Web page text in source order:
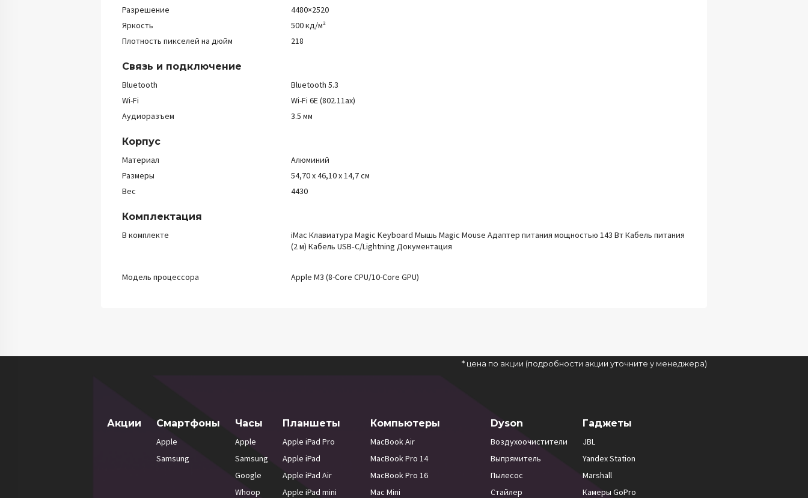
Разрешение
4480×2520
Яркость
500 кд/м²
Плотность пикселей на дюйм
218
Связь и подключение
Bluetooth
Bluetooth 5.3
Wi-Fi
Wi-Fi 6E (802.11ax)
Аудиоразъем
3.5 мм
Корпус
Материал
Алюминий
Размеры
54,70 x 46,10 x 14,7 см
Вес
4430
Комплектация
В комплекте
iMac Клавиатура Magic Keyboard Мышь Magic Mouse Адаптер питания мощностью 143 Вт Кабель питания
(2 м) Кабель USB‑C/Lightning Документация
Модель процессора Apple M3 (8-Core CPU/10-Core GPU)
* цена по акции (подробности акции уточните у менеджера)
Акции Смартфоны
Apple
Samsung
Часы
Apple
Samsung
Google
Whoop
Планшеты
Apple iPad Pro
Apple iPad
Apple iPad Air
Apple iPad mini
Компьютеры
MacBook Air
MacBook Pro 14
MacBook Pro 16
Mac Mini
Dyson
Воздухоочистители
Выпрямитель
Пылесос
Стайлер
Гаджеты
JBL
Yandex Station
Marshall
Камеры GoPro